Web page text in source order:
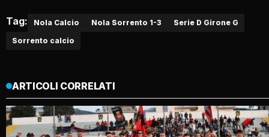
Tag: Nola Calcio Nola Sorrento 1-3
Serie D Girone G
Sorrento calcio
ARTICOLI CORRELATI